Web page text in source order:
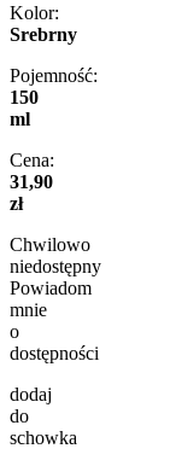
Kolor:
Srebrny
Pojemność:
150
ml
Cena:
31,90
zł
Chwilowo
niedostępny
Powiadom
mnie
o
dostępności
dodaj
do
schowka